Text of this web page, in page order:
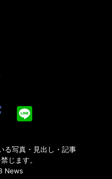
る写真・見出し・記事
じます。
News